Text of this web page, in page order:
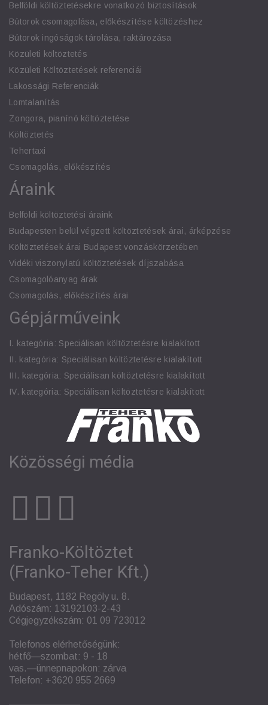
Belföldi költöztetésekre vonatkozó biztosítások
Bútorok csomagolása, előkészítése költözéshez
Bútorok ingóságok tárolása, raktározása
Közületi költöztetés
Közületi Költöztetések referenciái
Lakossági Referenciák
Lomtalanítás
Zongora, pianínó költöztetése
Költöztetés
Tehertaxi
Csomagolás, előkészítés
Áraink
Belföldi költöztetési áraink
Budapesten belül végzett költöztetések árai, árképzése
Költöztetések árai Budapest vonzáskörzetében
Vidéki viszonylatú költöztetések díjszabása
Csomagolóanyag árak
Csomagolás, előkészítés árai
Gépjárműveink
I. kategória: Speciálisan költöztetésre kialakított
II. kategória: Speciálisan költöztetésre kialakított
III. kategória: Speciálisan költöztetésre kialakított
IV. kategória: Speciálisan költöztetésre kialakított
Közösségi média
Franko-Költöztet
(Franko-Teher Kft.)
Budapest, 1182 Regöly u. 8.
Adószám: 13192103-2-43
Cégjegyzékszám: 01 09 723012
Telefonos elérhetőségünk:
hétfő—szombat: 9 - 18
vas.—ünnepnapokon: zárva
Telefon: +3620 955 2669